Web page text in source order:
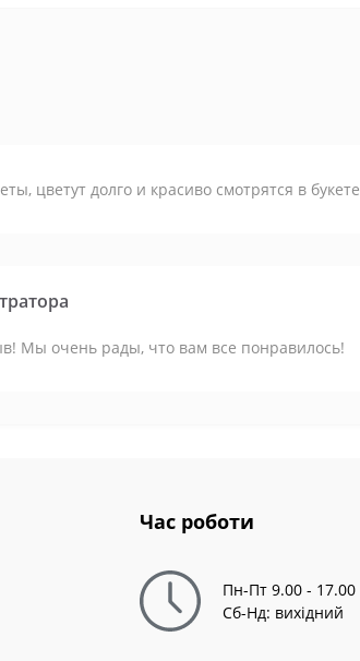
цветут долго и красиво смотрятся в букете
Мы очень рады, что вам все понравилось!
Час роботи
Пн-Пт 9.00 - 17.00
Сб-Нд: вихідний